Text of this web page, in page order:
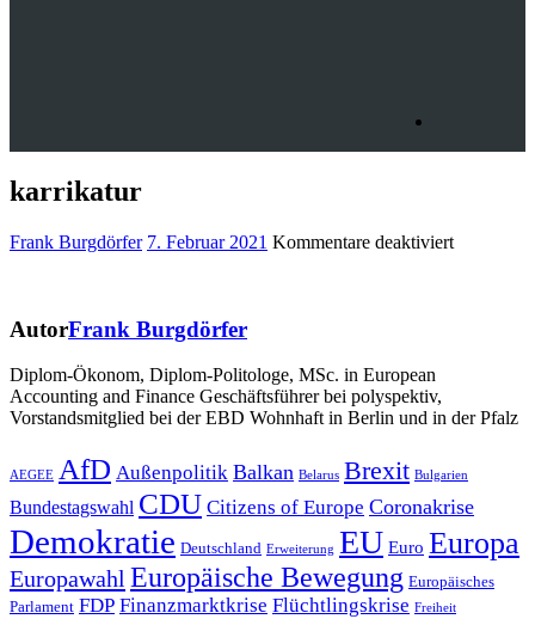
karrikatur
Frank Burgdörfer 7. Februar 2021 Kommentare deaktiviertfür
AutorFrank Burgdörfer
Diplom-Ökonom, Diplom-Politologe, MSc. in European
Accounting and Finance Geschäftsführer bei polyspektiv,
Vorstandsmitglied bei der EBD Wohnhaft in Berlin und in der Pfalz
Beitragsnavigation
AEGEE AfD Außenpolitik Balkan Belarus Brexit Bulgarien
Bundestagswahl CDU Citizens of Europe Coronakrise
Demokratie Deutschland Erweiterung EU Euro Europa
Europawahl Europäische Bewegung Europäisches
Parlament FDP Finanzmarktkrise Flüchtlingskrise Freiheit